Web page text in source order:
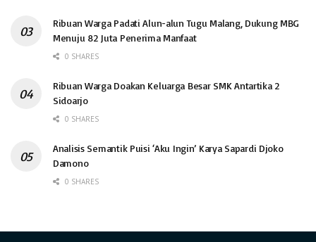
Ribuan Warga Padati Alun-alun Tugu Malang, Dukung MBG
Menuju 82 Juta Penerima Manfaat
0 SHARES
Ribuan Warga Doakan Keluarga Besar SMK Antartika 2
Sidoarjo
0 SHARES
Analisis Semantik Puisi ‘Aku Ingin’ Karya Sapardi Djoko
Damono
0 SHARES